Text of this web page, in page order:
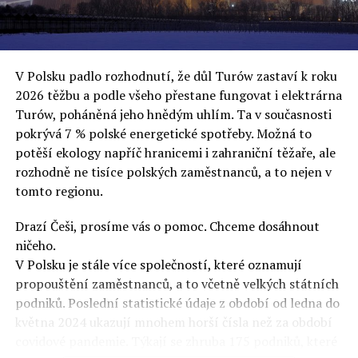
uvěří a nebudou se ptát na podrobnosti,“ řekl Rafał
Ziemkiewicz, redaktor týdeníku Do Rzeczy a ironicky
dodal: „Když se nynějšímu vedení státního hřebčince
podařilo prodat na aukci 10 plemenných koní za 600
000 euro, bylo to provládními médii oslavované jako
velký úspěch. Za vlády PiS se 14 koní prodalo za 2,5
milionu euro, což bylo stejnou mediální partou
komentováno jako konec polského chovu koní. Ve vidění
kontrolorů činnosti PiS ale určitě šlo při prodeji koní o
praní peněz či jinou nelegální činnost.“
Tuskova čísla jsou ale ujetá i jinde, pokračoval
Ziemkiewicz. „Ve vládní aféře PiS kolem vydávání víz
Tusk tvrdil, že za vlády dnešní opozice se nelegálně
prodalo 600 000 víz do Polska. Byla na to dokonce
vytvořena parlamentní vyšetřovací komise, která přišla
ale pouze na to, že 220 víz do Polska bylo
prostřednictvím úplatků uspíšeno, tedy že víza byla
V Polsku padlo rozhodnutí, že důl Turów zastaví k roku
2026 těžbu a podle všeho přestane fungovat i elektrárna
Turów, poháněná jeho hnědým uhlím. Ta v současnosti
pokrývá 7 % polské energetické spotřeby. Možná to
potěší ekology napříč hranicemi i zahraniční těžaře, ale
rozhodně ne tisíce polských zaměstnanců, a to nejen v
tomto regionu.
Drazí Češi, prosíme vás o pomoc. Chceme dosáhnout
ničeho.
V Polsku je stále více společností, které oznamují
propouštění zaměstnanců, a to včetně velkých státních
podniků. Poslední statistické údaje z období od ledna do
května 2024 ukazují mnohem horší čísla než za období